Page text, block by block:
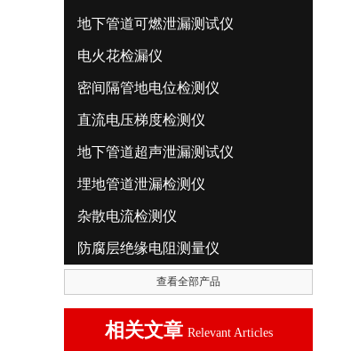
地下管道可燃泄漏测试仪
电火花检漏仪
密间隔管地电位检测仪
直流电压梯度检测仪
地下管道超声泄漏测试仪
埋地管道泄漏检测仪
杂散电流检测仪
防腐层绝缘电阻测量仪
查看全部产品
相关文章 Relevant Articles